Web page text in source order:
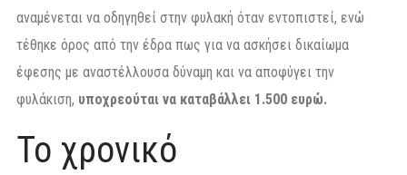
αναμένεται να οδηγηθεί στην φυλακή όταν εντοπιστεί, ενώ
τέθηκε όρος από την έδρα πως για να ασκήσει δικαίωμα
έφεσης με αναστέλλουσα δύναμη και να αποφύγει την
φυλάκιση, υποχρεούται να καταβάλλει 1.500 ευρώ.
Το χρονικό